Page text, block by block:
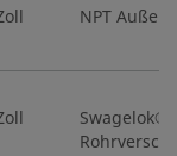
NPT
Swagelok®